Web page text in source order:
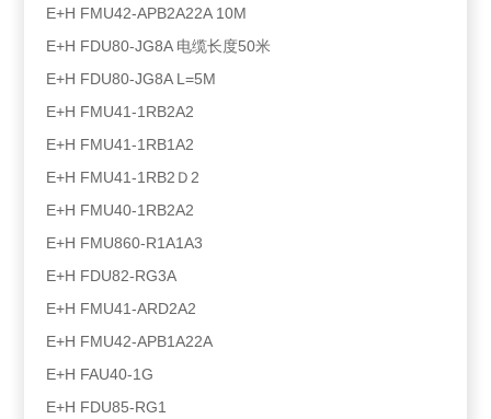
E+H FMU42-APB2A22A 10M
E+H FDU80-JG8A 电缆长度50米
E+H FDU80-JG8A L=5M
E+H FMU41-1RB2A2
E+H FMU41-1RB1A2
E+H FMU41-1RB2Ｄ2
E+H FMU40-1RB2A2
E+H FMU860-R1A1A3
E+H FDU82-RG3A
E+H FMU41-ARD2A2
E+H FMU42-APB1A22A
E+H FAU40-1G
E+H FDU85-RG1